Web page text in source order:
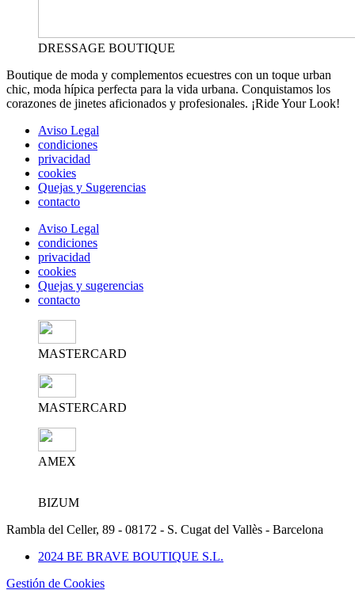
DRESSAGE BOUTIQUE
Boutique de moda y complementos ecuestres con un toque urban
chic, moda hípica perfecta para la vida urbana. Conquistamos los
corazones de jinetes aficionados y profesionales. ¡Ride Your Look!
Aviso Legal
condiciones
privacidad
cookies
Quejas y Sugerencias
contacto
Aviso Legal
condiciones
privacidad
cookies
Quejas y sugerencias
contacto
MASTERCARD
MASTERCARD
AMEX
BIZUM
Rambla del Celler, 89 - 08172 - S. Cugat del Vallès - Barcelona
2024 BE BRAVE BOUTIQUE S.L.
Gestión de Cookies